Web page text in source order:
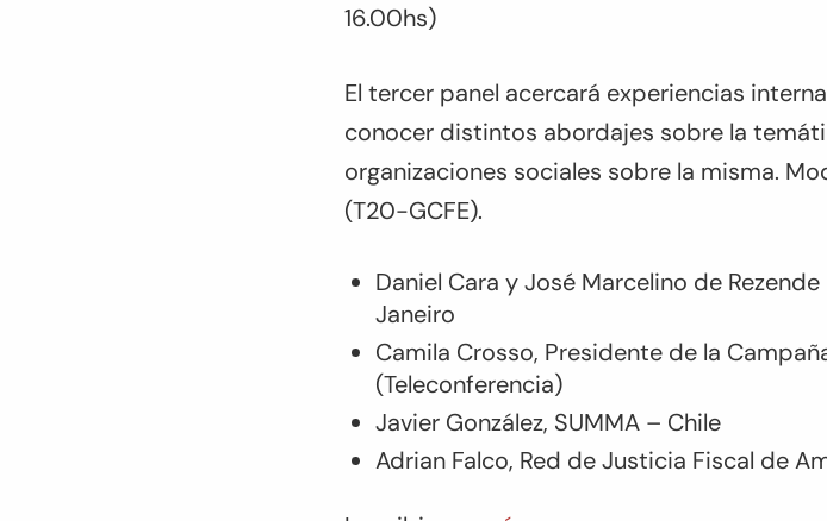
16.00hs)
El tercer panel acercará experiencias
conocer distintos abordajes sobre la
organizaciones sociales sobre la misma.
(T20-GCFE).
Daniel Cara y José Marcelino de
Janeiro
Camila Crosso, Presidente de la
(Teleconferencia)
Javier González, SUMMA – Chile
Adrian Falco, Red de Justicia Fiscal de